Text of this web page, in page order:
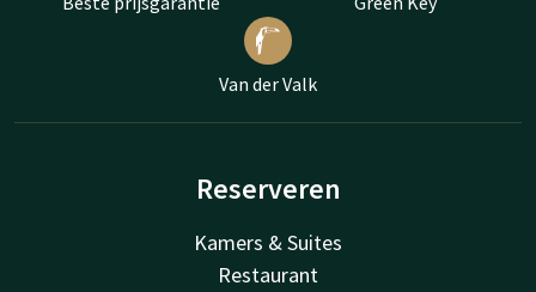
Van der Valk
Reserveren
Kamers & Suites
Restaurant